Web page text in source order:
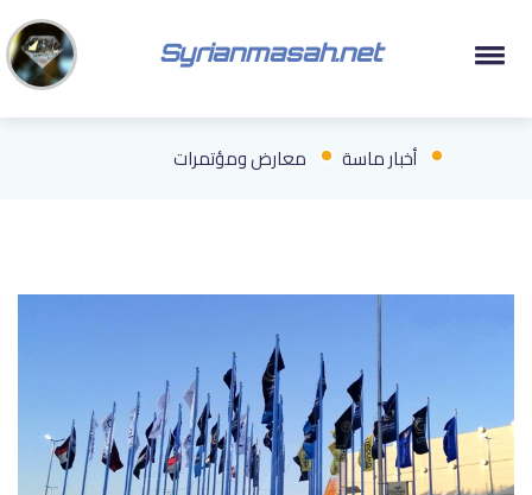
Syrianmasah.net
أخبار ماسة معارض ومؤتمرات